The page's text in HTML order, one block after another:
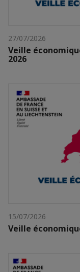
27/07/2026
Veille
2026
15/07/2026
Veille